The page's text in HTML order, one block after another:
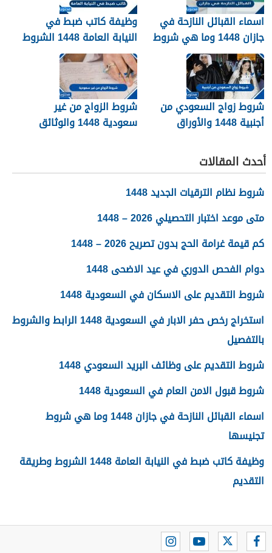
اسماء القبائل النازحة في
جازان 1448 وما هي شروط
تجنيسها
وظيفة كاتب ضبط في
النيابة العامة 1448 الشروط
وطريقة التقديم
شروط زواج السعودي من
أجنبية 1448 والأوراق
شروط الزواج من غير
سعودية 1448 والوثائق
أحدث المقالات
شروط نظام الترقيات الجديد 1448
متى موعد اختبار التحصيلي 2026 – 1448
كم قيمة غرامة الحج بدون تصريح 2026 – 1448
دوام الفحص الدوري في عيد الاضحى 1448
شروط التقديم على الاسكان في السعودية 1448
استخراج رخص حفر الابار في السعودية 1448 الرابط والشروط
بالتفصيل
شروط التقديم على وظائف البريد السعودي 1448
شروط قبول الامن العام في السعودية 1448
اسماء القبائل النازحة في جازان 1448 وما هي شروط
تجنيسها
وظيفة كاتب ضبط في النيابة العامة 1448 الشروط وطريقة
التقديم